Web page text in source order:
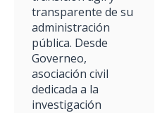
transparente de su
administración
pública. Desde
Governeo,
asociación civil
dedicada a la
investigación